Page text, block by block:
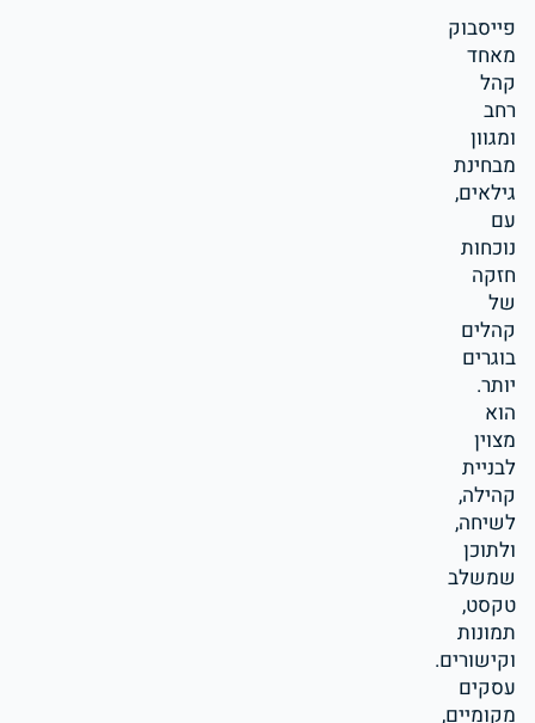
פייסבוק
מאחד
קהל
רחב
ומגוון
מבחינת
גילאים,
עם
נוכחות
חזקה
של
קהלים
בוגרים
יותר.
הוא
מצוין
לבניית
קהילה,
לשיחה,
ולתוכן
שמשלב
טקסט,
תמונות
וקישורים.
עסקים
מקומיים,